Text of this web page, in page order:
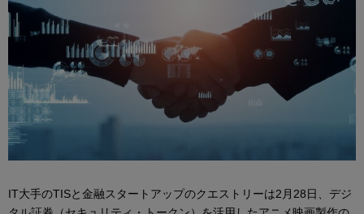
IT大手のTISと金融スタートアップのクエストリーは2月28日、デジ